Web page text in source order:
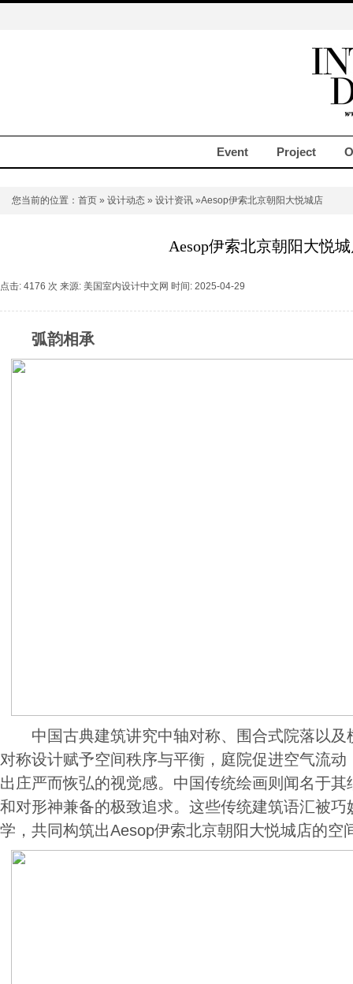
Event Project
您当前的位置： 首页 » 设计动态 » 设计资讯 »Aesop伊索北京朝阳大悦城店
Aesop伊索北京朝阳大悦
点击: 4176 次 来源: 美国室内设计中文网 时间: 2025-04-29
弧韵相承
中国古典建筑讲究中轴对称、围合式院落以
对称设计赋予空间秩序与平衡，庭院促进空气流
出庄严而恢弘的视觉感。中国传统绘画则闻名于
和对形神兼备的极致追求。这些传统建筑语汇被
学，共同构筑出Aesop伊索北京朝阳大悦城店的空